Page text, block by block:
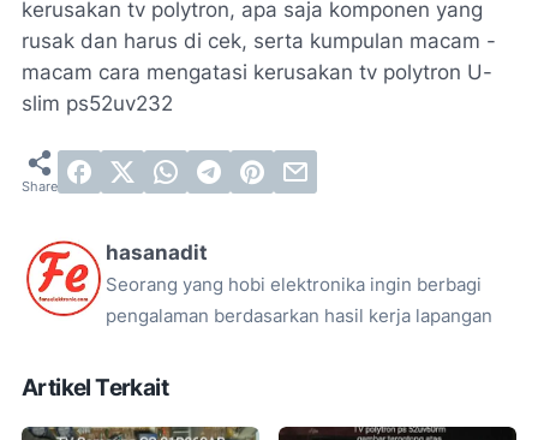
kerusakan tv polytron, apa saja komponen yang
rusak dan harus di cek, serta kumpulan macam -
macam cara mengatasi kerusakan tv polytron U-
slim ps52uv232
hasanadit
Seorang yang hobi elektronika ingin berbagi
pengalaman berdasarkan hasil kerja lapangan
Artikel Terkait